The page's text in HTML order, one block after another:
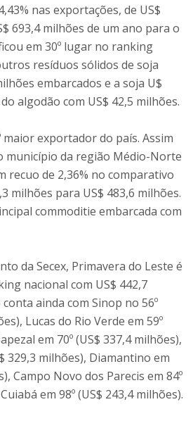
nas exportações, de US$
693,4 milhões de um ano para o
em 30º lugar no ranking
resíduos sólidos de soja
embarcados e a soja U$
algodão com US$ 42,5 milhões.
exportador do país. Assim
município da região Médio-Norte
recuo de 2,36% no comparativo
milhões para US$ 483,6 milhões.
commoditie embarcada com
da Secex, Primavera do Leste é
nacional com US$ 442,7
ainda com Sinop no 56º
Lucas do Rio Verde em 59º
em 70º (US$ 337,4 milhões),
329,3 milhões), Diamantino em
Campo Novo dos Parecis em 84º
em 98º (US$ 243,4 milhões).